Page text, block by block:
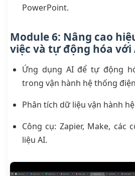
PowerPoint.
Module 6: Nâng cao
việc và tự động hóa với
Ứng dụng AI để tự động
trong vận hành hệ thống
Phân tích dữ liệu vận hành
Công cụ: Zapier, Make, các
liệu AI.